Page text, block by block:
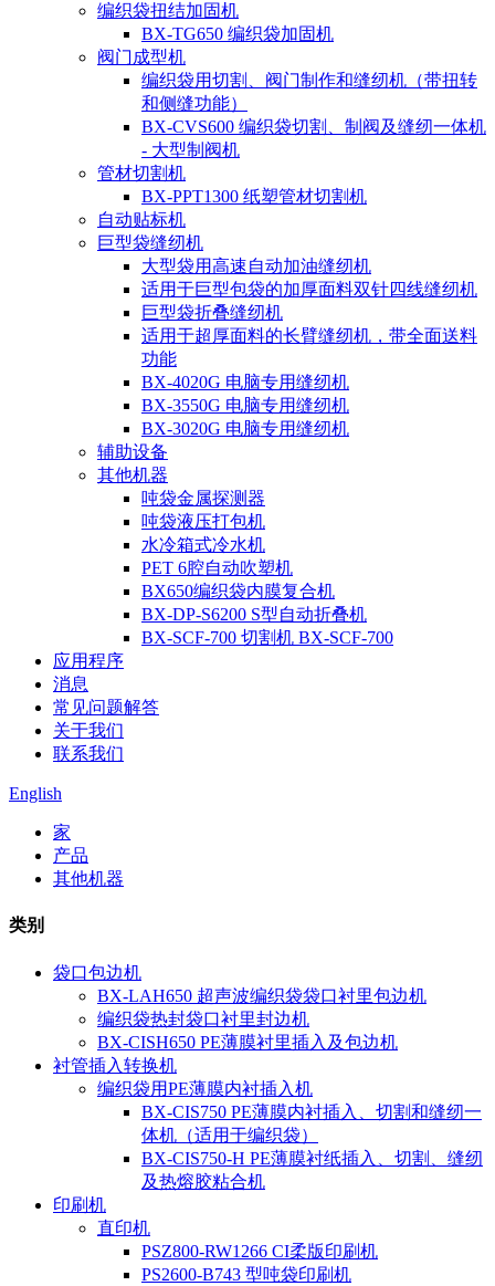
编织袋扭结加固机
BX-TG650 编织袋加固机
阀门成型机
编织袋用切割、阀门制作和缝纫机（带扭转
和侧缝功能）
BX-CVS600 编织袋切割、制阀及缝纫一体机
- 大型制阀机
管材切割机
BX-PPT1300 纸塑管材切割机
自动贴标机
巨型袋缝纫机
大型袋用高速自动加油缝纫机
适用于巨型包袋的加厚面料双针四线缝纫机
巨型袋折叠缝纫机
适用于超厚面料的长臂缝纫机，带全面送料
功能
BX-4020G 电脑专用缝纫机
BX-3550G 电脑专用缝纫机
BX-3020G 电脑专用缝纫机
辅助设备
其他机器
吨袋金属探测器
吨袋液压打包机
水冷箱式冷水机
PET 6腔自动吹塑机
BX650编织袋内膜复合机
BX-DP-S6200 S型自动折叠机
BX-SCF-700 切割机 BX-SCF-700
应用程序
消息
常见问题解答
关于我们
联系我们
English
家
产品
其他机器
类别
袋口包边机
BX-LAH650 超声波编织袋袋口衬里包边机
编织袋热封袋口衬里封边机
BX-CISH650 PE薄膜衬里插入及包边机
衬管插入转换机
编织袋用PE薄膜内衬插入机
BX-CIS750 PE薄膜内衬插入、切割和缝纫一
体机（适用于编织袋）
BX-CIS750-H PE薄膜衬纸插入、切割、缝纫
及热熔胶粘合机
印刷机
直印机
PSZ800-RW1266 CI柔版印刷机
PS2600-B743 型吨袋印刷机